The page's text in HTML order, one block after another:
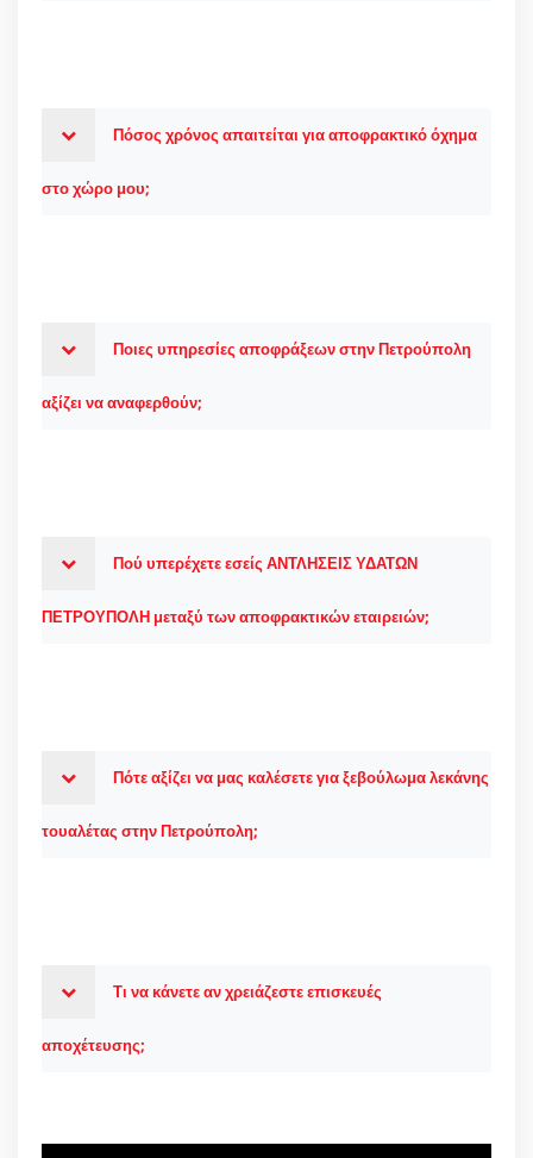
Πόσος χρόνος απαιτείται για αποφρακτικό όχημα
στο χώρο μου;
Ποιες υπηρεσίες αποφράξεων στην Πετρούπολη
αξίζει να αναφερθούν;
Πού υπερέχετε εσείς ΑΝΤΛΗΣΕΙΣ ΥΔΑΤΩΝ
ΠΕΤΡΟΥΠΟΛΗ μεταξύ των αποφρακτικών εταιρειών;
Πότε αξίζει να μας καλέσετε για ξεβούλωμα λεκάνης
τουαλέτας στην Πετρούπολη;
Τι να κάνετε αν χρειάζεστε επισκευές
αποχέτευσης;